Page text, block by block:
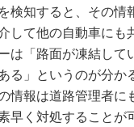
検知すると、その情
して他の自動車にも
は「路面が凍結して
る」というのが分か
情報は道路管理者に
早く対処することが